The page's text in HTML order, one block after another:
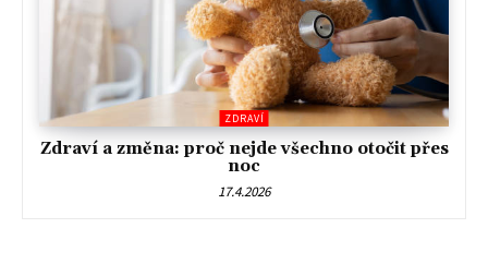
ZDRAVÍ
Zdraví a změna: proč nejde všechno otočit přes
noc
17.4.2026